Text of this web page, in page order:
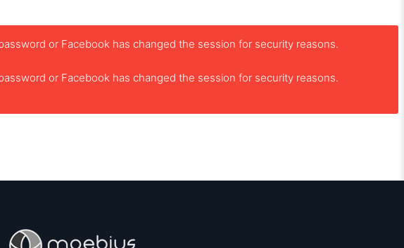
or Facebook has changed the session for security reasons.
or Facebook has changed the session for security reasons.